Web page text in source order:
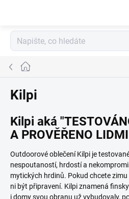
Domů
Kilpi
Kilpi aká
A PROVĚŘENO
Outdoorové oblečení Kilpi je
nespoutaností, hrdostí a
mytických hrdinů. Pokud chcete
ni být připravení. Kilpi znamená
i domy svou obranu už vybudovaly,